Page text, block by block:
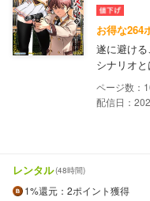
お得な264
遂に避ける
シナリオ
配信日：
レンタル(48時間)
1%還元 ：2ポイント獲得